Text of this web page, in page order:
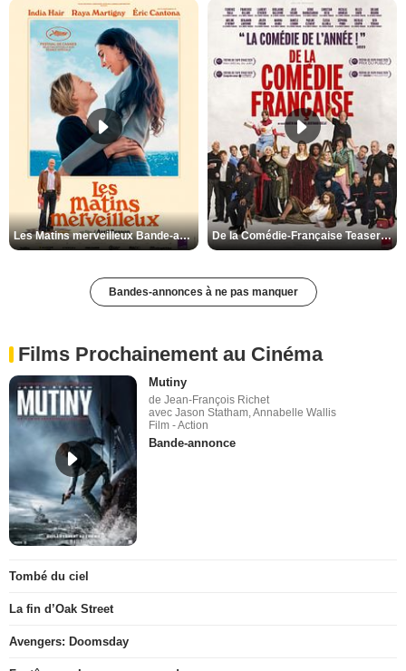
Les Matins merveilleux Bande-annonce VF De la Comédie-Française Teaser VF
Bandes-annonces à ne pas manquer
Films Prochainement au Cinéma
Mutiny
de Jean-François Richet
avec Jason Statham, Annabelle Wallis
Film - Action
Bande-annonce
Tombé du ciel
La fin d’Oak Street
Avengers: Doomsday